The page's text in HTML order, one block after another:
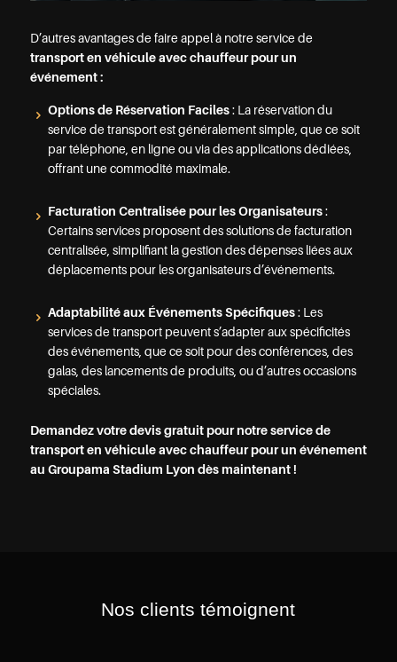
D’autres avantages de faire appel à notre service de
transport en véhicule avec chauffeur pour un
événement :
Options de Réservation Faciles : La réservation du
service de transport est généralement simple, que ce soit
par téléphone, en ligne ou via des applications dédiées,
offrant une commodité maximale.
Facturation Centralisée pour les Organisateurs :
Certains services proposent des solutions de facturation
centralisée, simplifiant la gestion des dépenses liées aux
déplacements pour les organisateurs d’événements.
Adaptabilité aux Événements Spécifiques : Les
services de transport peuvent s’adapter aux spécificités
des événements, que ce soit pour des conférences, des
galas, des lancements de produits, ou d’autres occasions
spéciales.
Demandez votre devis gratuit pour notre service de
transport en véhicule avec chauffeur pour un événement
au Groupama Stadium Lyon dès maintenant !
Nos clients témoignent